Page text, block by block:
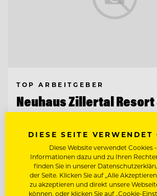
TOP ARBEITGEBER
Neuhaus Zillertal Resort
ElisabethHotel
6290 Mayrhofen, Österreich
HAUSTECHNIKER (M/W/D)
DIESE SEITE VERWENDET
Diese Website verwendet Cookies
Informationen dazu und zu Ihren
finden Sie in unserer
der Seite. Klicken Sie auf „Alle
zu akzeptieren und direkt unsere
können, oder klicken Sie auf „Cookie-